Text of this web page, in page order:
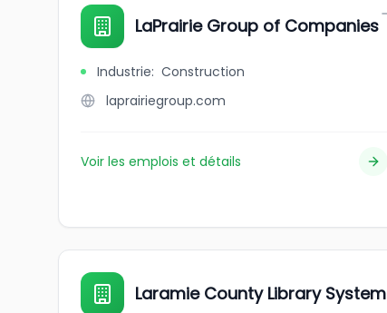
LaPrairie Group of Companies
Industrie: Construction
laprairiegroup.com
Voir les emplois et détails
Laramie County Library System